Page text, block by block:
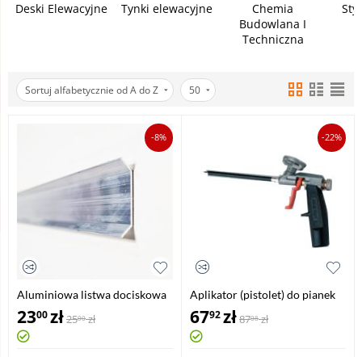
Deski Elewacyjne Tynki elewacyjne
Chemia
Budowlana I
Techniczna
Sortuj alfabetycznie od A do Z 50
-8%
Aluminiowa listwa dociskowa
do papy LD37 - 37 mm
2300zł2500 zł
-22%
Aplikator (pistolet) do pianek
poliuretanowych
6792zł8708 zł